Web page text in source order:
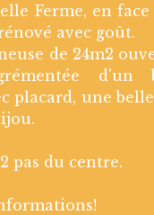
Ferme, en face
avec goût.
de 24m2
d'un
placard, une
pas du centre.